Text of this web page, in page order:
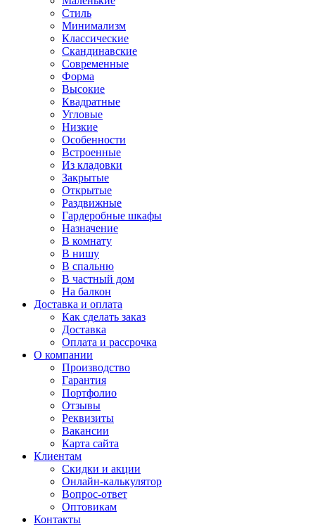
Стиль
Минимализм
Классические
Скандинавские
Современные
Форма
Высокие
Квадратные
Угловые
Низкие
Особенности
Встроенные
Из кладовки
Закрытые
Открытые
Раздвижные
Гардеробные шкафы
Назначение
В комнату
В нишу
В спальню
В частный дом
На балкон
Доставка и оплата
Как сделать заказ
Доставка
Оплата и рассрочка
О компании
Производство
Гарантия
Портфолио
Отзывы
Реквизиты
Вакансии
Карта сайта
Клиентам
Скидки и акции
Онлайн-калькулятор
Вопрос-ответ
Оптовикам
Контакты